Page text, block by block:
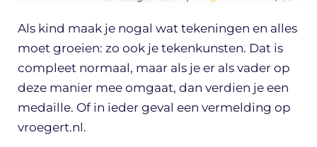
Als kind maak je nogal wat tekeningen en alles
moet groeien: zo ook je tekenkunsten. Dat is
compleet normaal, maar als je er als vader op
deze manier mee omgaat, dan verdien je een
medaille. Of in ieder geval een vermelding op
vroegert.nl.